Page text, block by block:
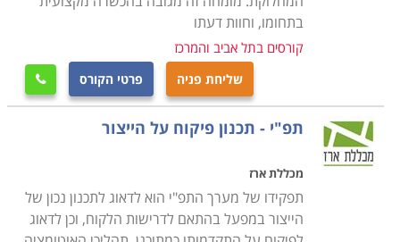
בתחומו, וחוות דעתו
קורסים בתל אביב והמרכז
שליחת פניה פרטי הקורס 
תפ"י - תכנון פיקוח על הייצור
מכללת ארז
תפקידו של מערך התפ"י הוא לדאוג לתכנון נכון של
הייצור במפעל בהתאם לדרישות הלקוח, וכן לדאוג